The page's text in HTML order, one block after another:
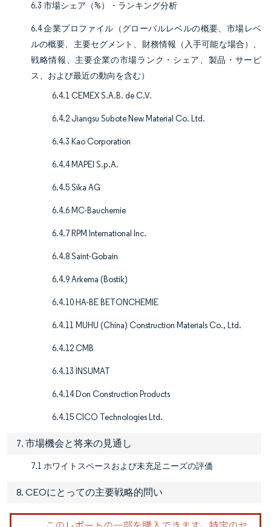
6.3 市場シェア（%）・ランキング分析
6.4 企業プロファイル（グローバルレベルの概要、市場レベ
ルの概要、主要セグメント、財務情報（入手可能な場合）、
戦略情報、主要企業の市場ランク・シェア、製品・サービ
ス、および最近の動向を含む）
6.4.1 CEMEX S.A.B. de C.V.
6.4.2 Jiangsu Subote New Material Co. Ltd.
6.4.3 Kao Corporation
6.4.4 MAPEI S.p.A.
6.4.5 Sika AG
6.4.6 MC-Bauchemie
6.4.7 RPM International Inc.
6.4.8 Saint-Gobain
6.4.9 Arkema (Bostik)
6.4.10 HA-BE BETONCHEMIE
6.4.11 MUHU (China) Construction Materials Co., Ltd.
6.4.12 CMB
6.4.13 INSUMAT
6.4.14 Don Construction Products
6.4.15 CICO Technologies Ltd.
7. 市場機会と将来の見通し
7.1 ホワイトスペースおよび未充足ニーズの評価
8. CEOにとっての主要戦略的問い